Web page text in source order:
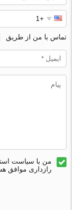
تماس با من از طریق
من با سیاست
رازداری موافق